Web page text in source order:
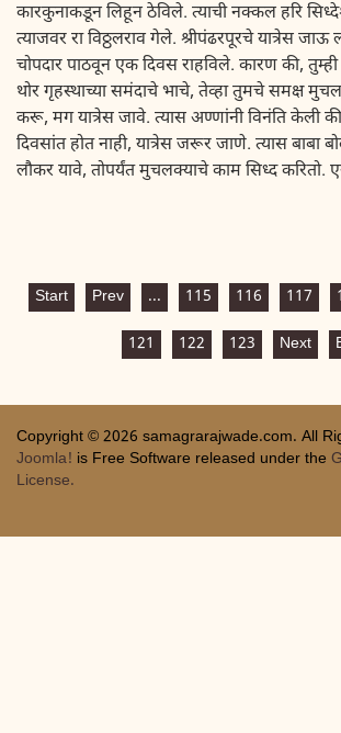
कारकुनाकडून लिहून ठेविले. त्याची नक्कल हरि
त्याजवर रा विठ्ठलराव गेले. श्रीपंढरपूरचे यात्रेस जाऊ
चोपदार पाठवून एक दिवस राहविले. कारण की,
थोर गृहस्थाच्या समंदाचे भाचे, तेव्हा तुमचे समक्ष
करू, मग यात्रेस जावे. त्यास अण्णांनी विनंति केली
दिवसांत होत नाही, यात्रेस जरूर जाणे. त्यास बाबा
लौकर यावे, तोपर्यंत मुचलक्याचे काम सिध्द करितो.
Start Prev ... 115 116 117
121 122 123 Next
Copyright © 2026 samagrarajwade.com. All
Joomla! is Free Software released under the
License.